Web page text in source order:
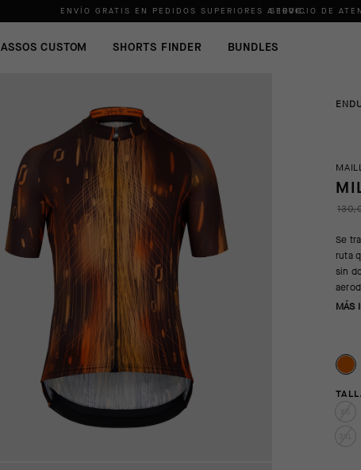
ENVÍO GRATIS EN PEDIDOS SUPERIORES A 100€.
SERVICIO DE
ASSOS CUSTOM SHORTS FINDER BUNDLES
Se
ruta
sin
MÁS